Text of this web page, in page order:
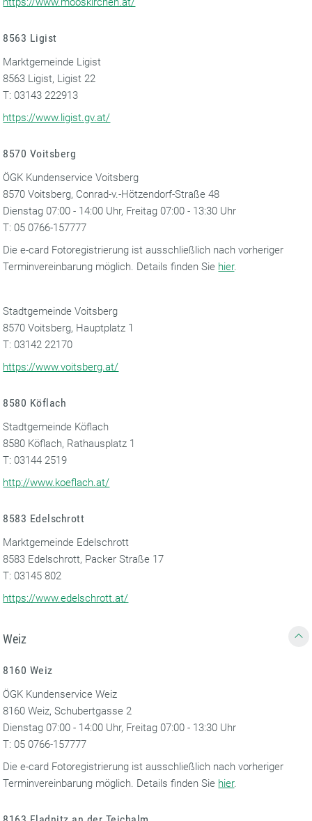
8563 Ligist
Marktgemeinde Ligist
8563 Ligist, Ligist 22
T: 03143 222913
https://www.ligist.gv.at/
8570 Voitsberg
ÖGK Kundenservice Voitsberg
8570 Voitsberg, Conrad-v.-Hötzendorf-Straße 48
Dienstag 07:00 - 14:00 Uhr, Freitag 07:00 - 13:30 Uhr
T: 05 0766-157777
Die e-card Fotoregistrierung ist ausschließlich nach vorheriger
Terminvereinbarung möglich. Details finden Sie hier.
Stadtgemeinde Voitsberg
8570 Voitsberg, Hauptplatz 1
T: 03142 22170
https://www.voitsberg.at/
8580 Köflach
Stadtgemeinde Köflach
8580 Köflach, Rathausplatz 1
T: 03144 2519
http://www.koeflach.at/
8583 Edelschrott
Marktgemeinde Edelschrott
8583 Edelschrott, Packer Straße 17
T: 03145 802
https://www.edelschrott.at/
Weiz
8160 Weiz
ÖGK Kundenservice Weiz
8160 Weiz, Schubertgasse 2
Dienstag 07:00 - 14:00 Uhr, Freitag 07:00 - 13:30 Uhr
T: 05 0766-157777
Die e-card Fotoregistrierung ist ausschließlich nach vorheriger
Terminvereinbarung möglich. Details finden Sie hier.